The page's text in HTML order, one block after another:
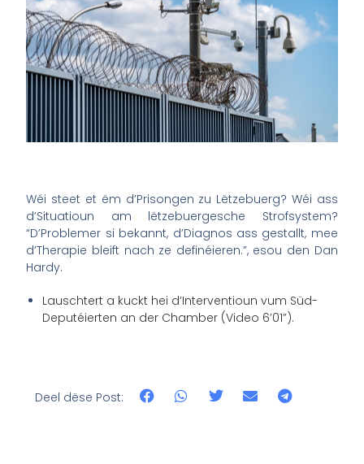
Wéi steet et ëm d’Prisongen zu Lëtzebuerg? Wéi ass
d’Situatioun am lëtzebuergesche Strofsystem?
“D’Problemer si bekannt, d’Diagnos ass gestallt, mee
d’Therapie bleift nach ze definéieren.”, esou den Dan
Hardy.
Lauschtert a kuckt hei d’Interventioun vum Süd-
Deputéierten an der Chamber (Video 6’01”).
Deel dëse Post: